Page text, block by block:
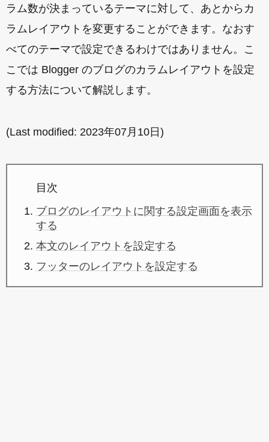
ラム数が決まっているテーマに対して、あとからカ
ラムレイアウトを変更することができます。なおす
べてのテーマで設定できるわけではありません。こ
こでは Blogger のブログのカラムレイアウトを設定
する方法について解説します。
(Last modified: 2023年07月10日 )
目次
ブログのレイアウトに関する設定画面を表示
する
本文のレイアウトを設定する
フッターのレイアウトを設定する